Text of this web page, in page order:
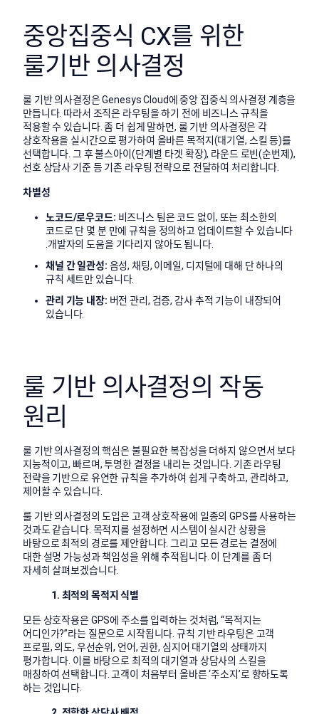
중앙집중식 CX를 위한
룰기반 의사결정
룰 기반 의사결정은 Genesys Cloud에 중앙 집중식 의사결정 계층을
만듭니다. 따라서 조직은 라우팅을 하기 전에 비즈니스 규칙을
적용할 수 있습니다.좀 더 쉽게 말하면, 룰 기반 의사결정은 각
상호작용을 실시간으로 평가하여 올바른 목적지(대기열, 스킬 등)를
선택합니다. 그 후 불스아이(단계별 타겟 확장), 라운드 로빈(순번제),
선호 상담사 기준 등 기존 라우팅 전략으로 전달하여 처리합니다.
차별성
노코드/로우코드: 비즈니스 팀은 코드 없이, 또는 최소한의
코드로 단 몇 분 만에 규칙을 정의하고 업데이트할 수 있습니다
개발자의 도움을 기다리지 않아도 됩니다.
채널 간 일관성: 음성, 채팅, 이메일, 디지털에 대해 단 하나의
규칙 세트만 있습니다.
관리 기능 내장: 버전 관리, 검증, 감사 추적 기능이 내장되어
있습니다.
룰 기반 의사결정의 작동
원리
룰 기반 의사결정의 핵심은 불필요한 복잡성을 더하지 않으면서 보다
지능적이고, 빠르며, 투명한 결정을 내리는 것입니다. 기존 라우팅
전략을 기반으로 유연한 규칙을 추가하여 쉽게 구축하고, 관리하고,
제어할 수 있습니다.
룰 기반 의사결정의 도입은 고객 상호작용에 일종의 GPS를 사용하는
것과도 같습니다. 목적지를 설정하면 시스템이 실시간 상황을
바탕으로 최적의 경로를 제안합니다. 그리고 모든 경로는 결정에
대한 설명 가능성과 책임성을 위해 추적됩니다. 이 단계를 좀 더
자세히 살펴보겠습니다.
1. 최적의 목적지 식별
모든 상호작용은 GPS에 주소를 입력하는 것처럼, “목적지는
어디인가?”라는 질문으로 시작됩니다. 규칙 기반 라우팅은 고객
프로필, 의도, 우선순위, 언어, 권한, 심지어 대기열의 상태까지
평가합니다. 이를 바탕으로 최적의 대기열과 상담사의 스킬을
매칭하여 선택합니다. 고객이 처음부터 올바른 ‘주소지’로 향하도록
하는 것입니다.